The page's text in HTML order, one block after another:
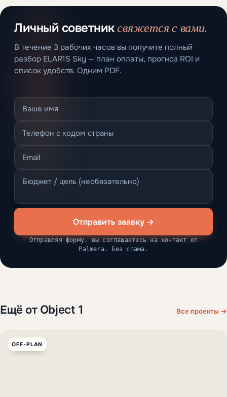
Личный советниксвяжется с вами.
В течение 3 рабочих часов вы получите полный
разбор ELAR1S Sky — план оплаты, прогноз ROI и
список удобств. Одним PDF.
Отправить заявку →
Отправляя форму, вы соглашаетесь на контакт от
Palmera. Без спама.
Ещё от Object 1 Все проекты →
OFF-PLAN